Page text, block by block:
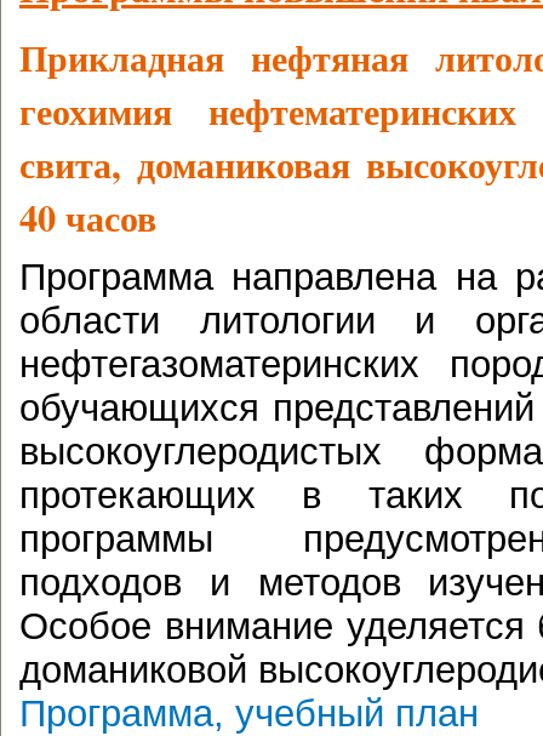
Прикладная нефтяная
геохимия
свита, доманиковая
40 часов
Программа направлена на
области литологии и
нефтегазоматеринских
обучающихся
высокоуглеродистых
протекающих в таких
программы
подходов и методов
Особое внимание уделяется
доманиковой
Программа, учебный план